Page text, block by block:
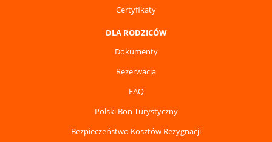
Certyfikaty
DLA RODZICÓW
Dokumenty
Rezerwacja
FAQ
Polski Bon Turystyczny
Bezpieczeństwo Kosztów Rezygnacji